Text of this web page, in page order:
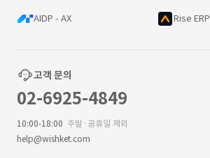
AIDP - AX Rise ERP
고객 문의
02-6925-4849
10:00-18:00 주말·공휴일 제외
help@wishket.com